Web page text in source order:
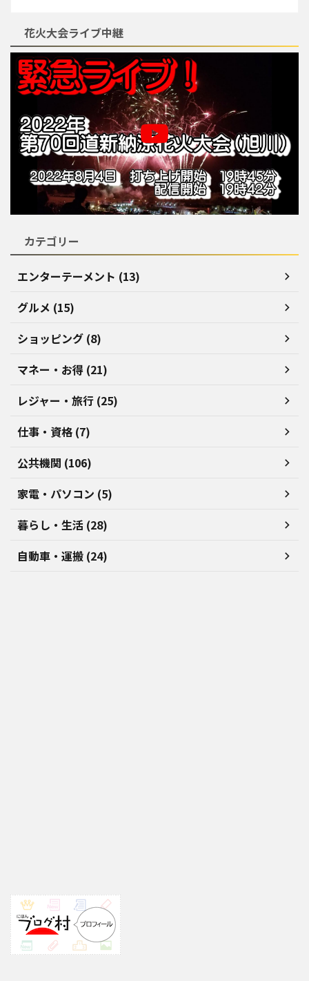
花火大会ライブ中継
カテゴリー
エンターテーメント (13)
グルメ (15)
ショッピング (8)
マネー・お得 (21)
レジャー・旅行 (25)
仕事・資格 (7)
公共機関 (106)
家電・パソコン (5)
暮らし・生活 (28)
自動車・運搬 (24)